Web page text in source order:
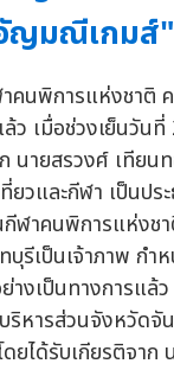
ญมณีเกมส์"
นพิการแห่งชาติ ค
ว เมื่อช่วงเย็นวัน
นายสรวงศ์ เทียน
ยวและกีฬา เป็นปร
กีฬาคนพิการแห่ง
รีเป็นเจ้าภาพ กำ
างเป็นทางการแล้
ริหารส่วนจังหวัดจั
ยได้รับเกียรติจาก